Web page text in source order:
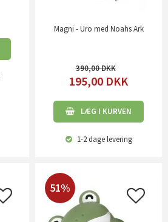
Magni - Uro med Noahs Ark
390,00
195,00 DKK
LÆG I KURVEN
1-2 dagelevering
51%